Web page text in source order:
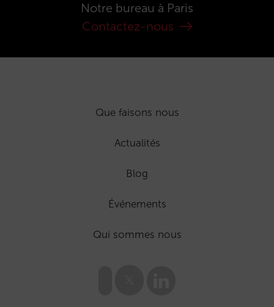
Notre bureau à Paris
Contactez-nous
Que faisons nous
Actualités
Blog
Événements
Qui sommes nous